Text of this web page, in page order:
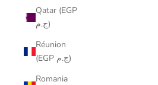
Qatar (EGP
ج.م)
Réunion
(EGP ج.م)
Romania